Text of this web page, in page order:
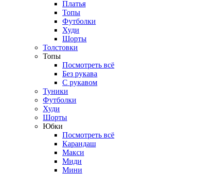
Платья
Топы
Футболки
Худи
Шорты
Толстовки
Топы
Посмотреть всё
Без рукава
С рукавом
Туники
Футболки
Худи
Шорты
Юбки
Посмотреть всё
Карандаш
Макси
Миди
Мини